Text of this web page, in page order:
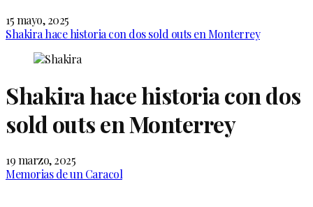
15 mayo, 2025
Shakira hace historia con dos sold outs en Monterrey
Shakira hace historia con dos
sold outs en Monterrey
19 marzo, 2025
Memorias de un Caracol